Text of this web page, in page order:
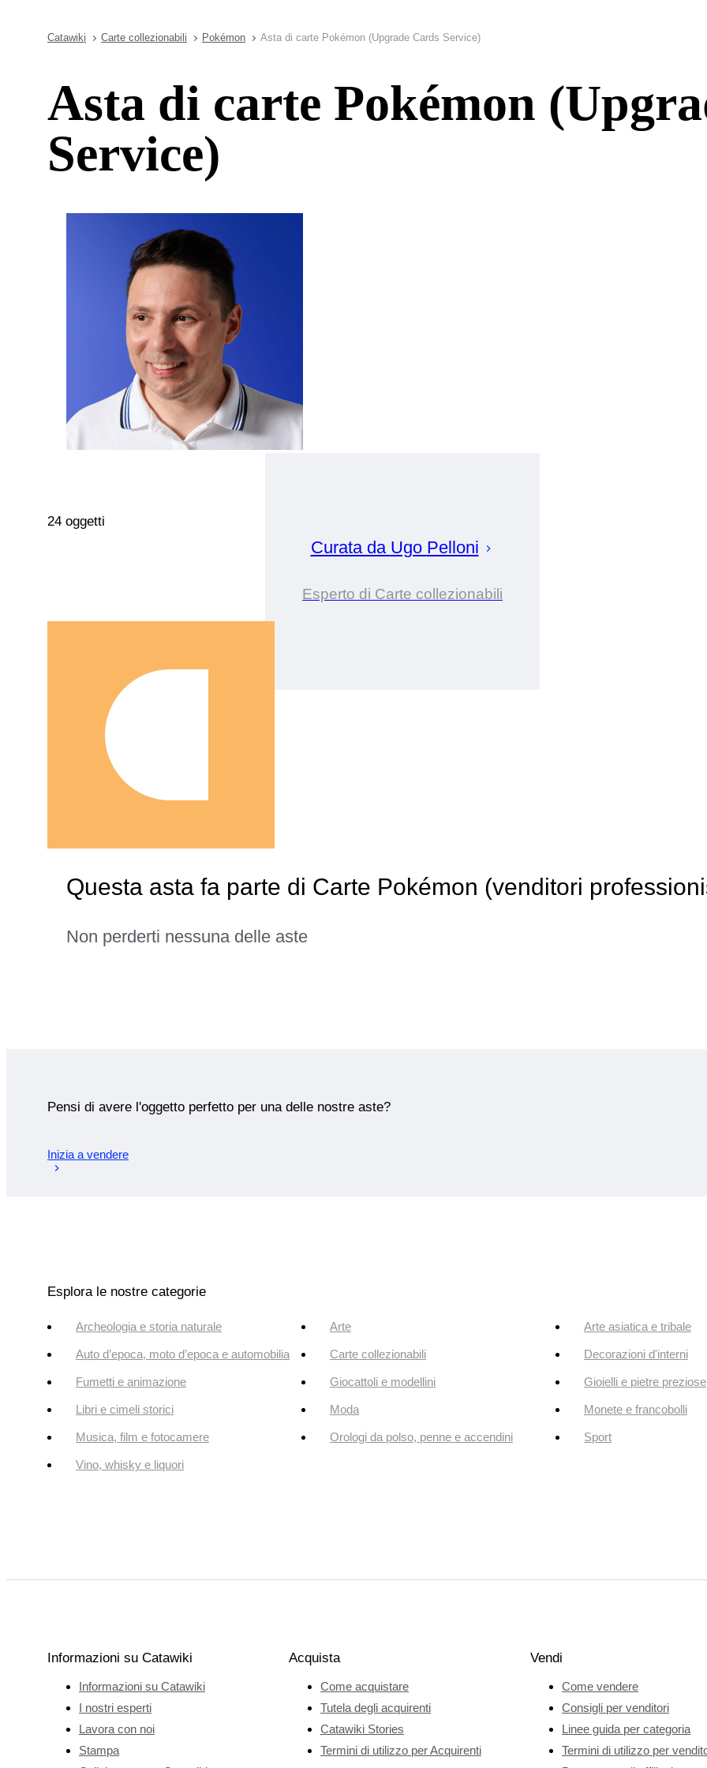
Catawiki Carte collezionabili Pokémon Asta di carte Pokémon (Upgrade Cards Service)
Asta di carte Pokémon
Service)
Curata da Ugo Pelloni
Esperto di Carte collezionabili
24 oggetti
Questa asta fa parte di Carte Pokémon (venditori
Non perderti nessuna delle aste
Pensi di avere l'oggetto perfetto per una delle nostre aste?
Inizia a vendere
Esplora le nostre categorie
Archeologia e storia naturale Arte Arte asiatica e tribale
Auto d’epoca, moto d’epoca e automobilia Carte collezionabili Decorazioni d'interni
Fumetti e animazione Giocattoli e modellini Gioielli e pietre preziose
Libri e cimeli storici Moda Monete e francobolli
Musica, film e fotocamere Orologi da polso, penne e accendini Sport
Vino, whisky e liquori
Informazioni su Catawiki
Informazioni su Catawiki
I nostri esperti
Lavora con noi
Stampa
Acquista
Come acquistare
Tutela degli acquirenti
Catawiki Stories
Termini di utilizzo per Acquirenti
Vendi
Come vendere
Consigli per venditori
Linee guida per categoria
Termini di utilizzo per